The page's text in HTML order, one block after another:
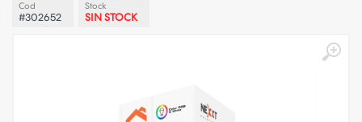
Cod
#302652
Stock
SIN STOCK